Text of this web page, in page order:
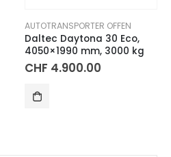
AUTOTRANSPORTER OFFEN
Daltec Daytona 30 Eco,
4050×1990 mm, 3000 kg
CHF 4.900.00